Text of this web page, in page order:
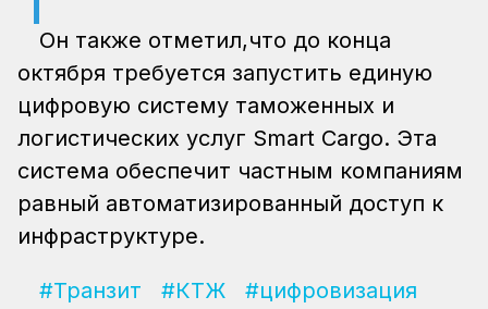
Он также отметил,что до конца
октября требуется запустить единую
цифровую систему таможенных и
логистических услуг Smart Cargo. Эта
система обеспечит частным компаниям
равный автоматизированный доступ к
инфраструктуре.
#Транзит #КТЖ
#цифровизация